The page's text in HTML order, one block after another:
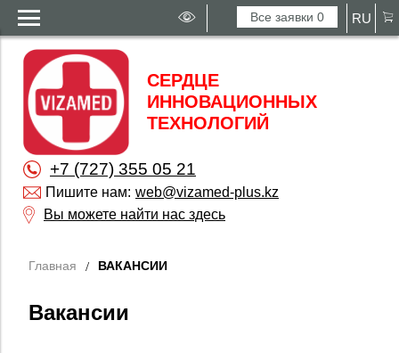
Все заявки0 RU
СЕРДЦЕ
ИННОВАЦИОННЫХ
ТЕХНОЛОГИЙ
+7 (727) 355 05 21
Пишите нам: web@vizamed-plus.kz
Вы можете найти нас здесь
Главная ВАКАНСИИ
Вакансии